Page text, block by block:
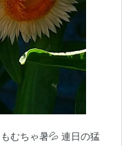
ちゃ暑💦 連日の猛